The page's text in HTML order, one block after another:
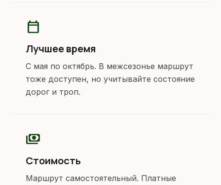
calendar_today
Лучшее время
С мая по октябрь. В межсезонье маршрут
тоже доступен, но учитывайте состояние
дорог и троп.
payments
Стоимость
Маршрут самостоятельный. Платные